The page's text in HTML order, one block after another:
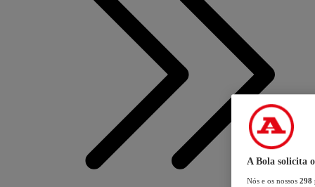
A Bola solicita
Nós e os nossos 298